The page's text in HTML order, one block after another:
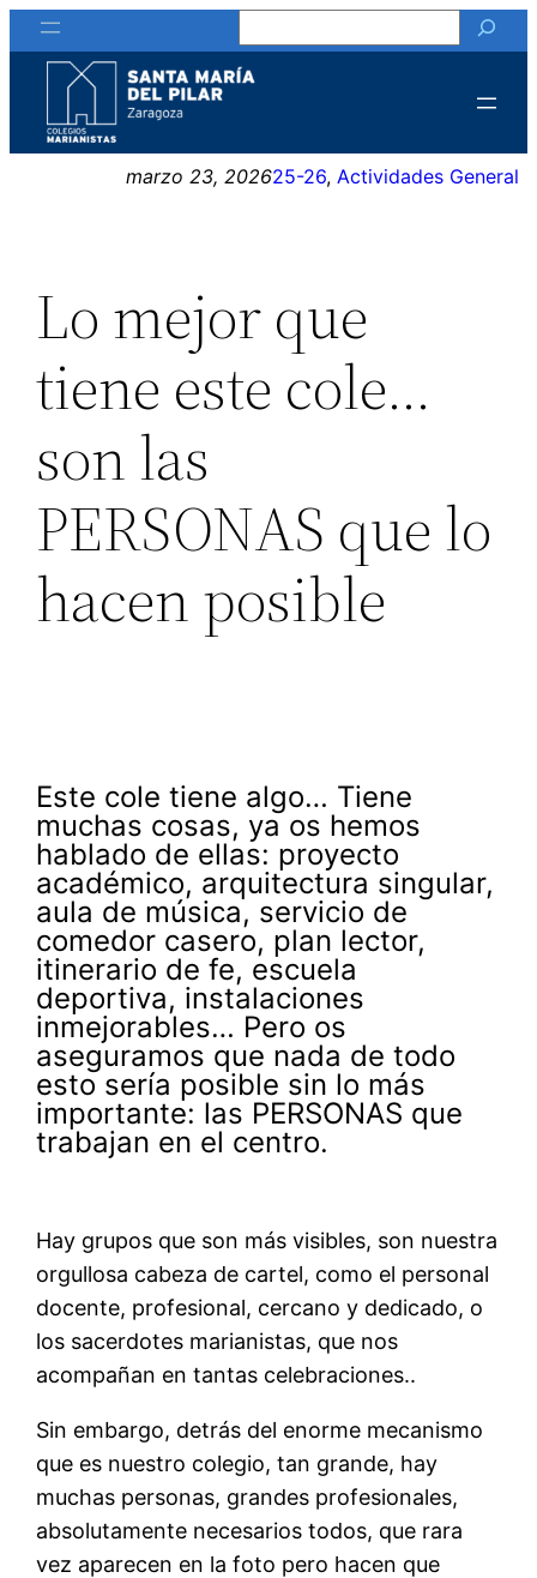
Saltar
al
contenido
marzo 23, 202625-26, Actividades General
Lo mejor que
tiene este cole…
son las
PERSONAS que lo
hacen posible
Este cole tiene algo… Tiene
muchas cosas, ya os hemos
hablado de ellas: proyecto
académico, arquitectura singular,
aula de música, servicio de
comedor casero, plan lector,
itinerario de fe, escuela
deportiva, instalaciones
inmejorables… Pero os
aseguramos que nada de todo
esto sería posible sin lo más
importante: las PERSONAS que
trabajan en el centro.
Hay grupos que son más visibles, son nuestra
orgullosa cabeza de cartel, como el personal
docente, profesional, cercano y dedicado, o
los sacerdotes marianistas, que nos
acompañan en tantas celebraciones..
Sin embargo, detrás del enorme mecanismo
que es nuestro colegio, tan grande, hay
muchas personas, grandes profesionales,
absolutamente necesarios todos, que rara
vez aparecen en la foto pero hacen que